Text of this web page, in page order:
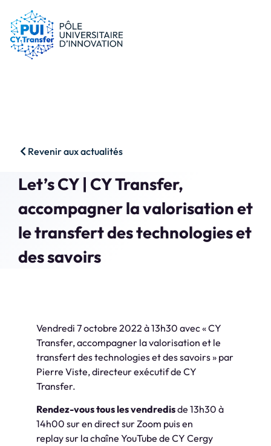
Accès membres
Revenir aux actualités
Let’s CY | CY Transfer,
accompagner la valorisation et
le transfert des technologies et
des savoirs
Vendredi 7 octobre 2022 à 13h30 avec « CY
Transfer, accompagner la valorisation et le
transfert des technologies et des savoirs » par
Pierre Viste, directeur exécutif de CY
Transfer.
Rendez-vous tous les vendredisde 13h30 à
14h00 sur en direct sur Zoom puis en
replay sur la chaîne YouTube de CY Cergy